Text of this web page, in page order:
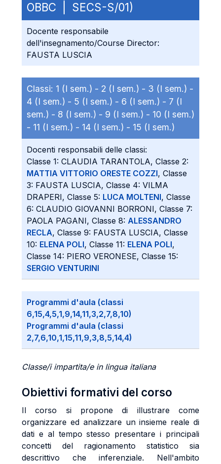
OBBC | SECS-S/01)
Docente responsabile
dell'insegnamento/Course Director:
FAUSTA LUSCIA
Classi: 1 (I sem.) - 2 (I sem.) - 3 (I sem.) -
4 (I sem.) - 5 (I sem.) - 6 (I sem.) - 7 (I
sem.) - 8 (I sem.) - 9 (I sem.) - 10 (I sem.)
- 11 (I sem.) - 14 (I sem.) - 15 (I sem.)
Docenti responsabili delle classi:
Classe 1: CLAUDIA TARANTOLA, Classe 2:
MATTIA VITTORIO ORESTE COZZI, Classe
3: FAUSTA LUSCIA, Classe 4: VILMA
DRAPERI, Classe 5: LUCA MOLTENI, Classe
6: CLAUDIO GIOVANNI BORRONI, Classe 7:
PAOLA PAGANI, Classe 8: ALESSANDRO
RECLA, Classe 9: FAUSTA LUSCIA, Classe
10: ELENA POLI, Classe 11: ELENA POLI,
Classe 14: PIERO VERONESE, Classe 15:
SERGIO VENTURINI
Programmi d'aula (classi
6,15,4,5,1,9,14,11,3,2,7,8,10)
Programmi d'aula (classi
2,7,6,10,1,15,11,9,3,8,5,14,4)
Classe/i impartita/e in lingua italiana
Obiettivi formativi del corso
Il corso si propone di illustrare come
organizzare ed analizzare un insieme reale di
dati e al tempo stesso presentare i principali
concetti del ragionamento statistico sia
descrittivo che inferenziale. Nell'ambito